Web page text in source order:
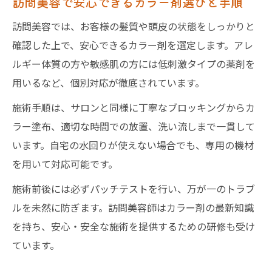
訪問美容では、お客様の髪質や頭皮の状態をしっかりと
確認した上で、安心できるカラー剤を選定します。アレ
ルギー体質の方や敏感肌の方には低刺激タイプの薬剤を
用いるなど、個別対応が徹底されています。
施術手順は、サロンと同様に丁寧なブロッキングからカ
ラー塗布、適切な時間での放置、洗い流しまで一貫して
います。自宅の水回りが使えない場合でも、専用の機材
を用いて対応可能です。
施術前後には必ずパッチテストを行い、万が一のトラブ
ルを未然に防ぎます。訪問美容師はカラー剤の最新知識
を持ち、安心・安全な施術を提供するための研修も受け
ています。